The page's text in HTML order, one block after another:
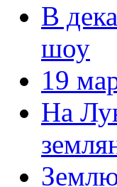
В
шоу
19
На